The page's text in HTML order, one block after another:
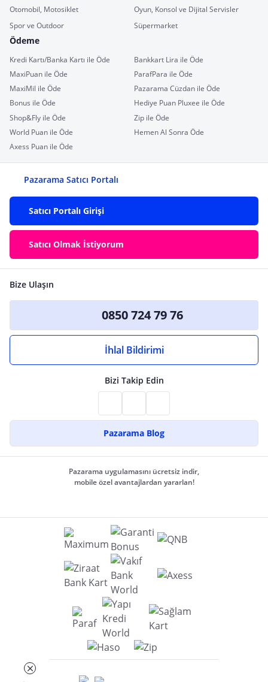
Otomobil, Motosiklet
Oyun, Konsol ve Dijital Servisler
Spor ve Outdoor
Süpermarket
Ödeme
Kredi Kartı/Banka Kartı ile Öde
Bankkart Lira ile Öde
MaxiPuan ile Öde
ParafPara ile Öde
MaxiMil ile Öde
Pazarama Cüzdan ile Öde
Bonus ile Öde
Hediye Puan Pluxee ile Öde
Shop&Fly ile Öde
Zip ile Öde
World Puan ile Öde
Hemen Al Sonra Öde
Axess Puan ile Öde
Pazarama Satıcı Portalı
Satıcı Portalı Girişi
Satıcı Olmak İstiyorum
Bize Ulaşın
0850 724 79 76
İhlal Bildirimi
Bizi Takip Edin
Pazarama Blog
Pazarama uygulamasını ücretsiz indir,
mobile özel avantajlardan yararlan!